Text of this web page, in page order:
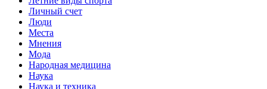
Личный счет
Люди
Места
Мнения
Мода
Народная медицина
Наука
Наука и техника